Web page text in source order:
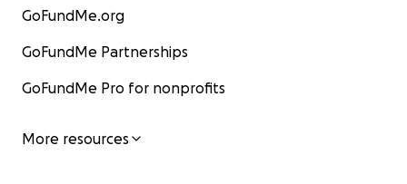
GoFundMe.org
GoFundMe Partnerships
GoFundMe Pro for nonprofits
More resources